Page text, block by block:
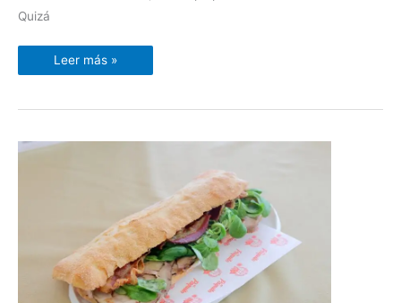
Quizá
Leer más »